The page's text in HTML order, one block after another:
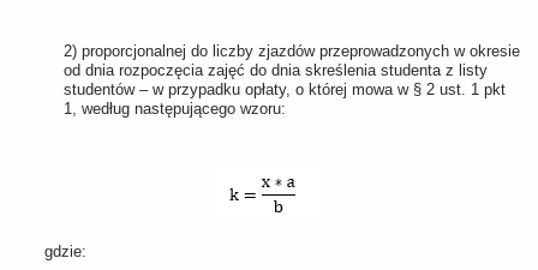
2) proporcjonalnej do liczby zjazdów przeprowadzonych w okresie
od dnia rozpoczęcia zajęć do dnia skreślenia studenta z listy
studentów – w przypadku opłaty, o której mowa w § 2 ust. 1 pkt
1, według następującego wzoru:
gdzie: